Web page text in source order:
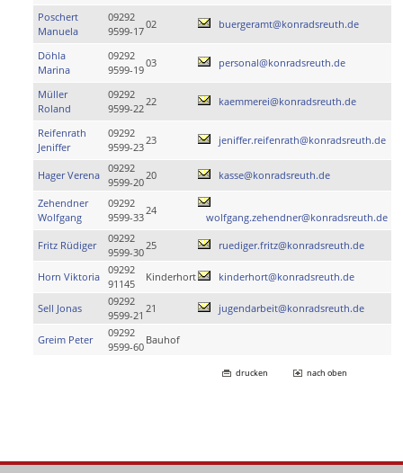
Poschert
Manuela
09292
9599-17
02 buergeramt@konradsreuth.de
Döhla
Marina
09292
9599-19
03 personal@konradsreuth.de
Müller
Roland
09292
9599-22
22 kaemmerei@konradsreuth.de
Reifenrath
Jeniffer
09292
9599-23
23 jeniffer.reifenrath@konradsreuth.de
Hager Verena
09292
9599-20
20 kasse@konradsreuth.de
Zehendner
Wolfgang
09292
9599-33
24
wolfgang.zehendner@konradsreuth.de
Fritz Rüdiger
09292
9599-30
25 ruediger.fritz@konradsreuth.de
Horn Viktoria
09292
91145
Kinderhort kinderhort@konradsreuth.de
Sell Jonas
09292
9599-21
21 jugendarbeit@konradsreuth.de
Greim Peter
09292
9599-60
Bauhof
drucken nach oben